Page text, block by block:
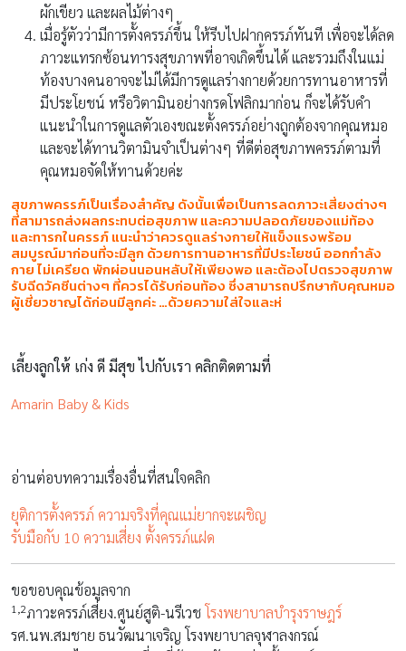
ผักเขียว และผลไม้ต่างๆ
เมื่อรู้ตัวว่ามีการตั้งครรภ์ขึ้น ให้รีบไปฝากครรภ์ทันที เพื่อจะได้ลด
ภาวะแทรกซ้อนทารงสุขภาพที่อาจเกิดขึ้นได้ และรวมถึงในแม่
ท้องบางคนอาจจะไม่ได้มีการดูแลร่างกายด้วยการทานอาหารที่
มีประโยชน์ หรือวิตามินอย่างกรดโฟลิกมาก่อน ก็จะได้รับคำ
แนะนำในการดูแลตัวเองขณะตั้งครรภ์อย่างถูกต้องจากคุณหมอ
และจะได้ทานวิตามินจำเป็นต่างๆ ที่ดีต่อสุขภาพครรภ์ตามที่
คุณหมอจัดให้ทานด้วยค่ะ
สุขภาพครรภ์เป็นเรื่องสำคัญ ดังนั้นเพื่อเป็นการลดภาวะเสี่ยงต่างๆ
ที่สามารถส่งผลกระทบต่อสุขภาพ และความปลอดภัยของแม่ท้อง
และทารกในครรภ์ แนะนำว่าควรดูแลร่างกายให้แข็งแรงพร้อม
สมบูรณ์มาก่อนที่จะมีลูก ด้วยการทานอาหารที่มีประโยชน์ ออกกำลัง
กาย ไม่เครียด พักผ่อนนอนหลับให้เพียงพอ และต้องไปตรวจสุขภาพ
รับฉีดวัคซีนต่างๆ ที่ควรได้รับก่อนท้อง ซึ่งสามารถปรึกษากับคุณหมอ
ผู้เชี่ยวชาญได้ก่อนมีลูกค่ะ …ด้วยความใส่ใจและห่
เลี้ยงลูกให้ เก่ง ดี มีสุข ไปกับเรา คลิกติดตามที่
Amarin Baby & Kids
อ่านต่อบทความเรื่องอื่นที่สนใจคลิก
ยุติการตั้งครรภ์ ความจริงที่คุณแม่ยากจะเผชิญ
รับมือกับ 10 ความเสี่ยง ตั้งครรภ์แฝด
ขอขอบคุณข้อมูลจาก
1,2ภาวะครรภ์เสี่ยง.ศูนย์สูติ-นรีเวชโรงพยาบาลบำรุงราษฎร์
รศ.นพ.สมชาย ธนวัฒนาเจริญ โรงพยาบาลจุฬาลงกรณ์